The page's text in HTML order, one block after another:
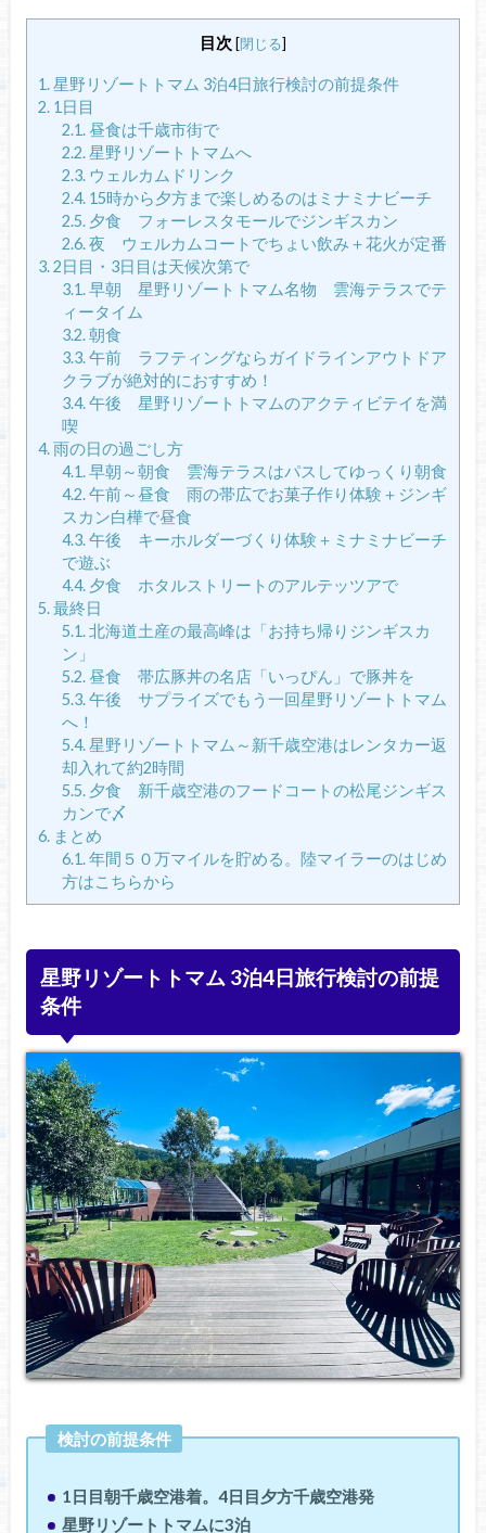
目次 [閉じる]
1.星野リゾートトマム 3泊4日旅行検討の前提条件
2.1日目
2.1.昼食は千歳市街で
2.2.星野リゾートトマムへ
2.3.ウェルカムドリンク
2.4.15時から夕方まで楽しめるのはミナミナビーチ
2.5.夕食 フォーレスタモールでジンギスカン
2.6.夜 ウェルカムコートでちょい飲み＋花火が定番
3.2日目・3日目は天候次第で
3.1.早朝 星野リゾートトマム名物 雲海テラスでテ
ィータイム
3.2.朝食
3.3.午前 ラフティングならガイドラインアウトドア
クラブが絶対的におすすめ！
3.4.午後 星野リゾートトマムのアクティビテイを満
喫
4.雨の日の過ごし方
4.1.早朝～朝食 雲海テラスはパスしてゆっくり朝食
4.2.午前～昼食 雨の帯広でお菓子作り体験＋ジンギ
スカン白樺で昼食
4.3.午後 キーホルダーづくり体験＋ミナミナビーチ
で遊ぶ
4.4.夕食 ホタルストリートのアルテッツアで
5.最終日
5.1.北海道土産の最高峰は「お持ち帰りジンギスカ
ン」
5.2.昼食 帯広豚丼の名店「いっぴん」で豚丼を
5.3.午後 サプライズでもう一回星野リゾートトマム
へ！
5.4.星野リゾートトマム～新千歳空港はレンタカー返
却入れて約2時間
5.5.夕食 新千歳空港のフードコートの松尾ジンギス
カンで〆
6.まとめ
6.1.年間５０万マイルを貯める。陸マイラーのはじめ
方はこちらから
星野リゾートトマム 3泊4日旅行検討の前提
条件
検討の前提条件
1日目朝千歳空港着。4日目夕方千歳空港発
星野リゾートトマムに3泊